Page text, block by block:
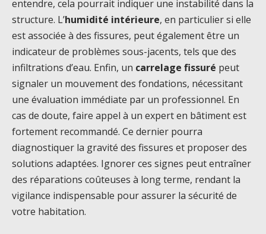
entendre, cela pourrait indiquer une instabilité dans la
structure. L’humidité intérieure, en particulier si elle
est associée à des fissures, peut également être un
indicateur de problèmes sous-jacents, tels que des
infiltrations d’eau. Enfin, un carrelage fissuré peut
signaler un mouvement des fondations, nécessitant
une évaluation immédiate par un professionnel. En
cas de doute, faire appel à un expert en bâtiment est
fortement recommandé. Ce dernier pourra
diagnostiquer la gravité des fissures et proposer des
solutions adaptées. Ignorer ces signes peut entraîner
des réparations coûteuses à long terme, rendant la
vigilance indispensable pour assurer la sécurité de
votre habitation.